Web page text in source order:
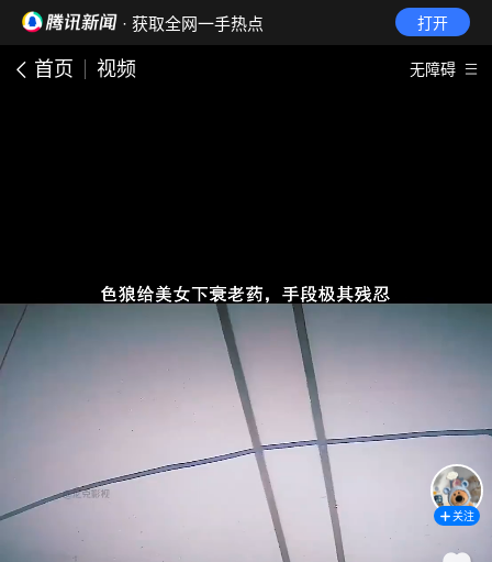
· 获取全网一手热点 打开
首页 视频 无障碍
关注